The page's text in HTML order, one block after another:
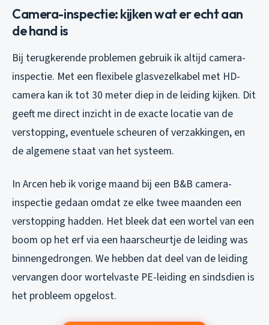
Camera-inspectie: kijken wat er echt aan
de hand is
Bij terugkerende problemen gebruik ik altijd camera-
inspectie. Met een flexibele glasvezelkabel met HD-
camera kan ik tot 30 meter diep in de leiding kijken. Dit
geeft me direct inzicht in de exacte locatie van de
verstopping, eventuele scheuren of verzakkingen, en
de algemene staat van het systeem.
In Arcen heb ik vorige maand bij een B&B camera-
inspectie gedaan omdat ze elke twee maanden een
verstopping hadden. Het bleek dat een wortel van een
boom op het erf via een haarscheurtje de leiding was
binnengedrongen. We hebben dat deel van de leiding
vervangen door wortelvaste PE-leiding en sindsdien is
het probleem opgelost.